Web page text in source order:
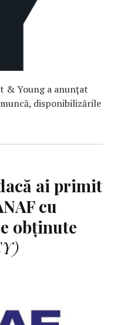
& Young a anunțat
disponibilizările
ai primit
cu
obținute